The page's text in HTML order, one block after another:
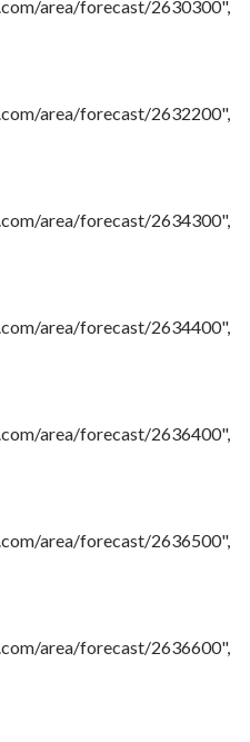
area/forecast/2630300",
area/forecast/2632200",
area/forecast/2634300",
area/forecast/2634400",
area/forecast/2636400",
area/forecast/2636500",
area/forecast/2636600",